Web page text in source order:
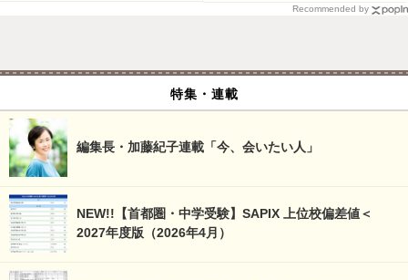
Recommended by
特集・連載
編集長・加藤紀子連載「今、会いたい人」
NEW!!【首都圏・中学受験】SAPIX 上位校偏差値＜
2027年度版（2026年4月）